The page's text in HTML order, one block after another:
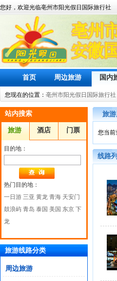
您好，欢迎光临亳州市阳光假日国际旅行社
首页 周边旅游 国内
您现在的位置： 亳州市阳光假日国际旅行社
站内搜索
旅游 酒店 门票
目的地：
热门目的地：
一日游 三亚 黄龙 青海 天安门
鼓浪屿 青岛 泰国 美国 东京 下
龙
旅游线路分类
周边旅游
旅
您当前
线路